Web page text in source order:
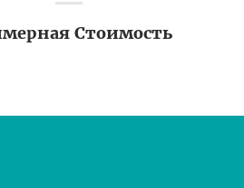
Стоимость